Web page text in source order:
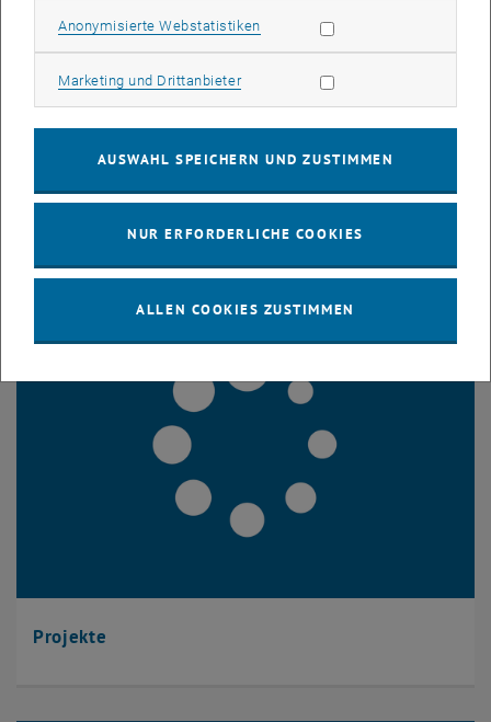
Erfahren Sie mehr
Laufende Qualifikationsschriften
Projekte
Anonymisierte WebstatistikenStatistik Cookies zulassen
Marketing und DrittanbieterMarketing Cookies zulassen
AUSWAHL SPEICHERN UND ZUSTIMMEN
NUR ERFORDERLICHE COOKIES
ALLEN COOKIES ZUSTIMMEN